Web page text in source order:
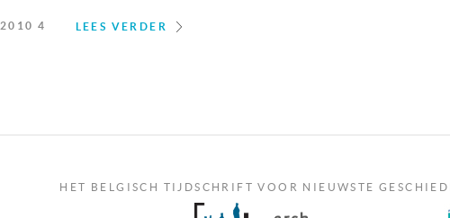
2010 4 LEES VERDER
HET BELGISCH TIJDSCHRIFT VOOR NIEUWSTE